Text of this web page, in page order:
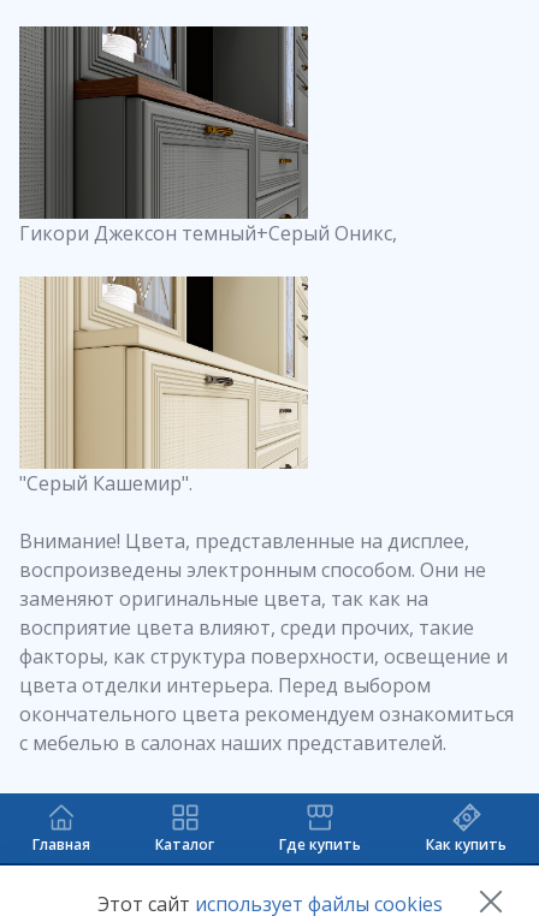
Гикори Джексон темный+Серый Оникс,
"Серый Кашемир".
Внимание! Цвета, представленные на дисплее,
воспроизведены электронным способом. Они не
заменяют оригинальные цвета, так как на
восприятие цвета влияют, среди прочих, такие
факторы, как структура поверхности, освещение и
цвета отделки интерьера. Перед выбором
окончательного цвета рекомендуем ознакомиться
с мебелью в салонах наших представителей.
Главная Каталог Где купить Как купить
+7 (8412) 65-33-00
Этот сайт использует файлы cookies